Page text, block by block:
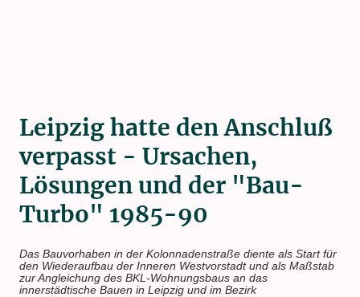
Leipzig hatte den Anschluß
verpasst - Ursachen,
Lösungen und der "Bau-
Turbo" 1985-90
Das Bauvorhaben in der Kolonnadenstraße diente als Start für
den Wiederaufbau der Inneren Westvorstadt und als Maßstab
zur Angleichung des BKL-Wohnungsbaus an das
innerstädtische Bauen in Leipzig und im Bezirk